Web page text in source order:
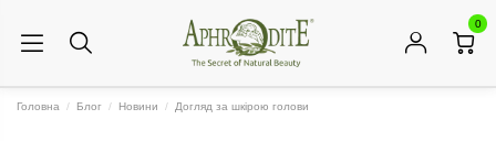
0
Головна Блог Новини Догляд за шкірою голови